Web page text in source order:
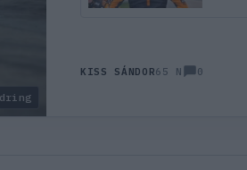
KISS SÁNDOR65 N 0